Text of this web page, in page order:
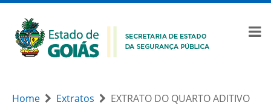
Home Extratos
EXTRATO DO QUARTO ADITIVO